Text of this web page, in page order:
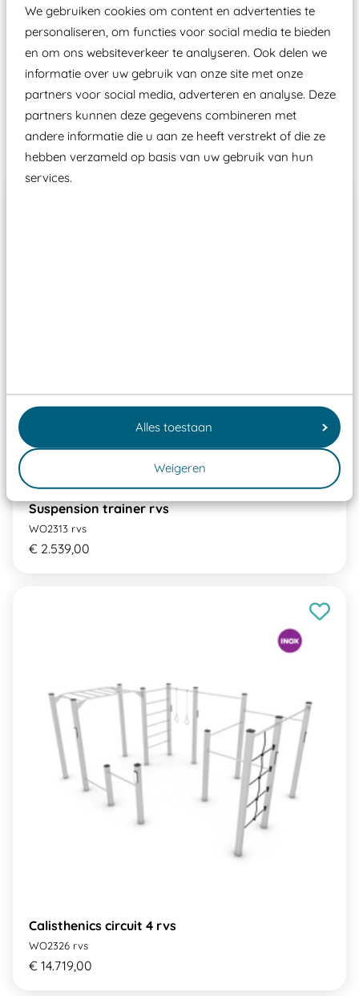
We gebruiken cookies om content en advertenties te
personaliseren, om functies voor social media te bieden
en om ons websiteverkeer te analyseren. Ook delen we
informatie over uw gebruik van onze site met onze
partners voor social media, adverteren en analyse. Deze
partners kunnen deze gegevens combineren met
andere informatie die u aan ze heeft verstrekt of die ze
hebben verzameld op basis van uw gebruik van hun
services.
Alles toestaan
Weigeren
Wij ook speeltoestellen kunnen laten keuren zodat
ze toch binnen het Warenwetbesluit Attractie- en
Speeltoestellen vallen?
Past er goed bij
Suspension trainer rvs
WO2313 rvs
€ 2.539,00
Calisthenics circuit 4 rvs
WO2326 rvs
€ 14.719,00